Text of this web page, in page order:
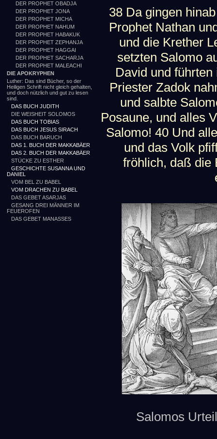
DER PROPHET OBADJA
DER PROPHET JONA
DER PROPHET MICHA
DER PROPHET NAHUM
DER PROPHET HABAKUK
DER PROPHET ZEPHANJA
DER PROPHET HAGGAI
DER PROPHET SACHARJA
DER PROPHET MALEACHI
DIE APOKRYPHEN
Luther: Das sind Bücher, so der
Heiligen Schrift nicht gleich gehalten,
und doch nützlich und gut zu lesen
sind.
DAS BUCH JUDITH
DIE WEISHEIT SOLOMOS
DAS BUCH TOBIAS
DAS BUCH JESUS SIRACH
DAS BUCH BARUCH
DAS 1. BUCH DER MAKKABÄER
DAS 2. BUCH DER MAKKABÄER
STÜCKE ZU ESTHER
GESCHICHTE SUSANNA UND
DANIEL
VOM BEL ZU BABEL
VOM DRACHEN ZU BABEL
DAS GEBET ASARJAS
GESANG DREI MÄNNER IM
FEUEROFEN
DAS GEBET MANASSES
38 Da gingen
Prophet Nathan
und die Krether
setzten Salomo
David und
Priester Zadok
und salbte
Posaune, und alles
Salomo! 40 Und
und das Volk
fröhlich, daß die
Salomos